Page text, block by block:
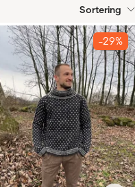
Sortering
-29%